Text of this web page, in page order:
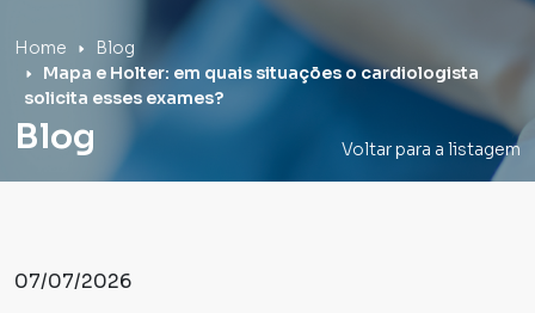
Home
Blog
Mapa e Holter: em quais situações o cardiologista
solicita esses exames?
Blog Voltar para a listagem
07/07/2026